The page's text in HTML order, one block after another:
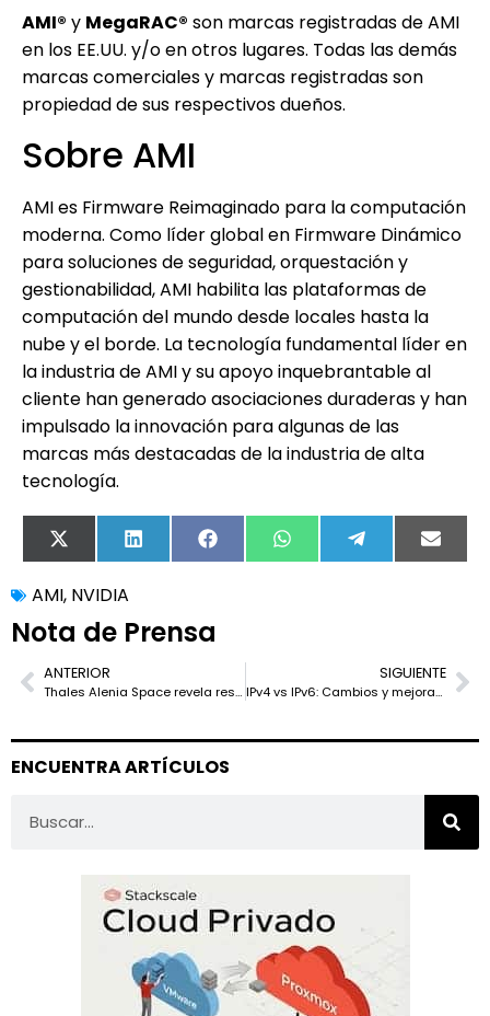
AMI® y MegaRAC® son marcas registradas de AMI
en los EE.UU. y/o en otros lugares. Todas las demás
marcas comerciales y marcas registradas son
propiedad de sus respectivos dueños.
Sobre AMI
AMI es Firmware Reimaginado para la computación
moderna. Como líder global en Firmware Dinámico
para soluciones de seguridad, orquestación y
gestionabilidad, AMI habilita las plataformas de
computación del mundo desde locales hasta la
nube y el borde. La tecnología fundamental líder en
la industria de AMI y su apoyo inquebrantable al
cliente han generado asociaciones duraderas y han
impulsado la innovación para algunas de las
marcas más destacadas de la industria de alta
tecnología.
X
(Twitter)
LinkedIn FacebookWhatsApp TelegramEmail
AMI, NVIDIA
Nota de Prensa
ANTERIOR
Thales Alenia Space revela resultados prometedores del estudio de viabilidad ASCEND sobre centros de datos en el espacio
SIGUIENTE
IPv4 vs IPv6: Cambios y mejoras en el protocolo de internet
ENCUENTRA ARTÍCULOS